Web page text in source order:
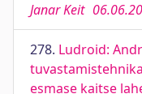
Janar Keit
278. Ludroid:
esmase kaitse